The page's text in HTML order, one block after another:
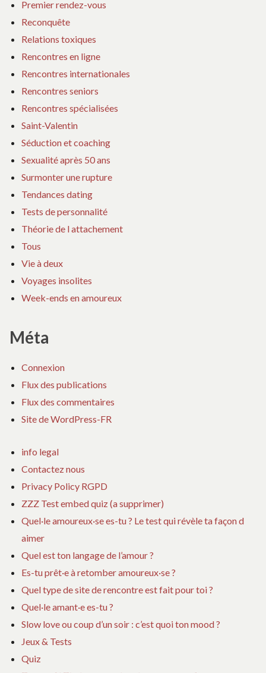
Premier rendez-vous
Reconquête
Relations toxiques
Rencontres en ligne
Rencontres internationales
Rencontres seniors
Rencontres spécialisées
Saint-Valentin
Séduction et coaching
Sexualité après 50 ans
Surmonter une rupture
Tendances dating
Tests de personnalité
Théorie de l attachement
Tous
Vie à deux
Voyages insolites
Week-ends en amoureux
Méta
Connexion
Flux des publications
Flux des commentaires
Site de WordPress-FR
info legal
Contactez nous
Privacy Policy RGPD
ZZZ Test embed quiz (a supprimer)
Quel·le amoureux·se es-tu ? Le test qui révèle ta façon d
aimer
Quel est ton langage de l’amour ?
Es-tu prêt·e à retomber amoureux·se ?
Quel type de site de rencontre est fait pour toi ?
Quel·le amant·e es-tu ?
Slow love ou coup d’un soir : c’est quoi ton mood ?
Jeux & Tests
Quiz